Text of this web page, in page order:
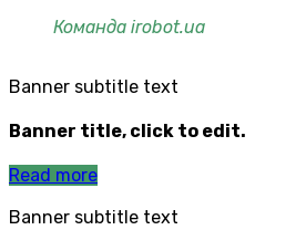
Команда irobot.ua
Banner subtitle text
Banner title, click to edit.
Read more
Banner subtitle text